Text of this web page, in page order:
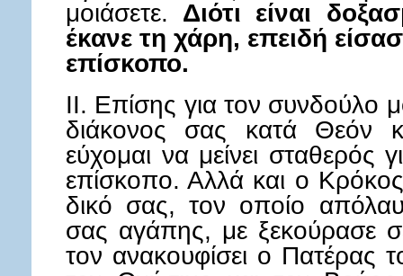
μοιάσετε. Διότι είναι
έκανε τη χάρη, επειδή
επίσκοπο.
II. Επίσης για τον συνδούλο
διάκονος σας κατά Θεόν
εύχομαι να μείνει σταθερός
επίσκοπο. Αλλά και ο
δικό σας, τον οποίο
σας αγάπης, με ξεκούρασε
τον ανακουφίσει ο Πατέρας